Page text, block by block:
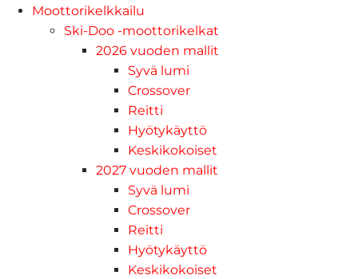
Moottorikelkkailu
Ski-Doo -moottorikelkat
2026 vuoden mallit
Syvä lumi
Crossover
Reitti
Hyötykäyttö
Keskikokoiset
2027 vuoden mallit
Syvä lumi
Crossover
Reitti
Hyötykäyttö
Keskikokoiset